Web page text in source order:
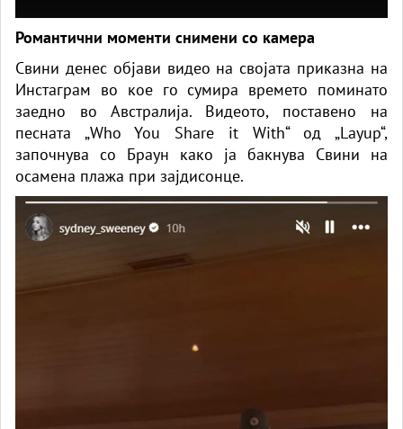
Романтични моменти снимени со камера
Свини денес објави видео на својата приказна на
Инстаграм во кое го сумира времето поминато
заедно во Австралија. Видеото, поставено на
песната „Who You Share it With“ од „Layup“,
започнува со Браун како ја бакнува Свини на
осамена плажа при зајдисонце.